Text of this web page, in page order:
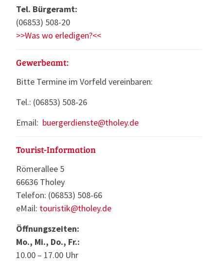
Tel. Bürgeramt:
(06853) 508-20
>>Was wo erledigen?<<
Gewerbeamt:
Bitte Termine im Vorfeld vereinbaren:
Tel.: (06853) 508-26
Email: buergerdienste@tholey.de
Tourist-Information
Römerallee 5
66636 Tholey
Telefon: (06853) 508-66
eMail: touristik@tholey.de
Öffnungszeiten:
Mo., Mi., Do., Fr.:
10.00 – 17.00 Uhr